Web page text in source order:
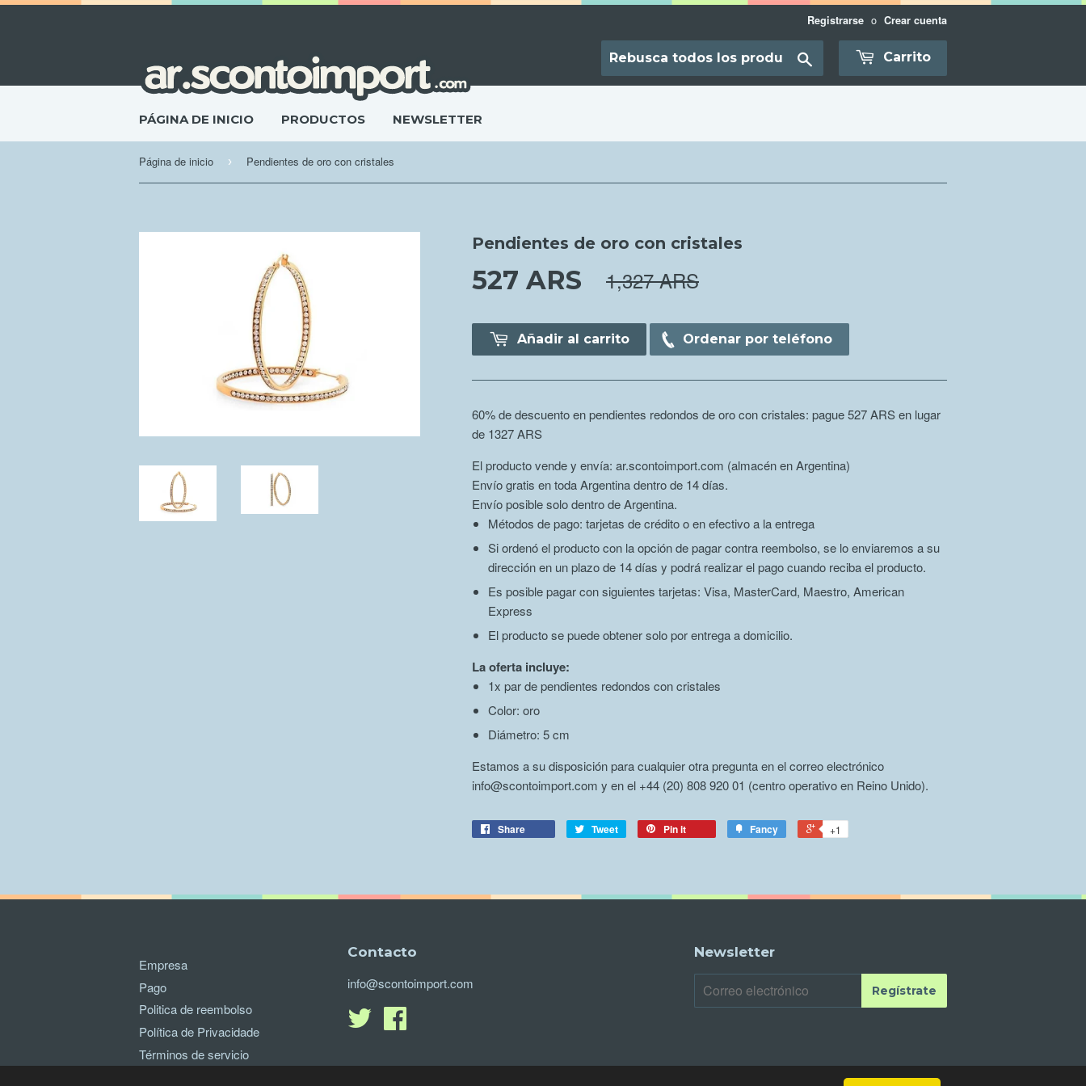
Registrarse o Crear cuenta
Translation
missing:
Carrito
PÁGINA DE INICIO PRODUCTOS NEWSLETTER
Página de inicio › Pendientes de oro con cristales
Pendientes de oro con cristales
527 ARS 527.00 ARS
1,327 ARS
Añadir al carrito Ordenar por teléfono
60% de descuento en pendientes redondos de oro con cristales: pague 527 ARS en lugar
de 1327ARS
El producto vende y envía: ar.scontoimport.com (almacén en Argentina)
Envío gratis en toda Argentina dentro de 14 días.
Envío posible solo dentro de Argentina.
Métodos de pago: tarjetas de crédito o en efectivo a la entrega
Si ordenó el producto con la opción de pagar contra reembolso, se lo enviaremos a su
dirección en un plazo de 14 días y podrá realizar el pago cuando reciba el producto.
Es posible pagar con siguientes tarjetas: Visa, MasterCard, Maestro, American
Express
El producto se puede obtener solo por entrega a domicilio.
La oferta incluye:
1x par de pendientes redondos con cristales
Color: oro
Diámetro: 5 cm
Estamos a su disposición para cualquier otra pregunta en el correo electrónico
info@scontoimport.com y en el +44 (20) 808 920 01 (centro operativo en Reino Unido).
Share Tweet Pin it Fancy +1
Empresa
Pago
Politica de reembolso
Política de Privacidade
Términos de servicio
Contacto
info@scontoimport.com
Twitter
Newsletter